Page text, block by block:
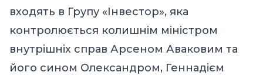
входять в Групу «Інвестор», яка
контролюється колишнім міністром
внутрішніх справ Арсеном Аваковим та
його сином Олександром, Геннадієм